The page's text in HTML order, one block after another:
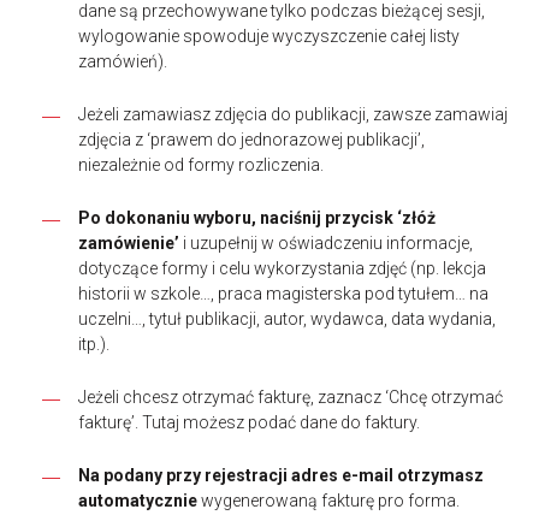
dane są przechowywane tylko podczas bieżącej sesji,
wylogowanie spowoduje wyczyszczenie całej listy
zamówień).
Jeżeli zamawiasz zdjęcia do publikacji, zawsze zamawiaj
zdjęcia z ‘prawem do jednorazowej publikacji’,
niezależnie od formy rozliczenia.
Po dokonaniu wyboru, naciśnij przycisk ‘złóż
zamówienie’ i uzupełnij w oświadczeniu informacje,
dotyczące formy i celu wykorzystania zdjęć (np. lekcja
historii w szkole…, praca magisterska pod tytułem… na
uczelni…, tytuł publikacji, autor, wydawca, data wydania,
itp.).
Jeżeli chcesz otrzymać fakturę, zaznacz ‘Chcę otrzymać
fakturę’. Tutaj możesz podać dane do faktury.
Na podany przy rejestracji adres e-mail otrzymasz
automatyczniewygenerowaną fakturę pro forma.